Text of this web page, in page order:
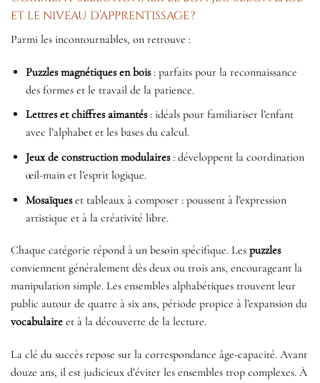
et le niveau d’apprentissage ?
Parmi les incontournables, on retrouve :
Puzzles magnétiques en bois: parfaits pour la reconnaissance
des formes et le travail de la patience.
Lettres et chiffres aimantés: idéals pour familiariser l’enfant
avec l’alphabet et les bases du calcul.
Jeux de construction modulaires: développent la coordination
œil-main et l’esprit logique.
Mosaïqueset tableaux à composer : poussent à l’expression
artistique et à la créativité libre.
Chaque catégorie répond à un besoin spécifique. Les puzzles
conviennent généralement dès deux ou trois ans, encourageant la
manipulation simple. Les ensembles alphabétiques trouvent leur
public autour de quatre à six ans, période propice à l’expansion du
vocabulaire et à la découverte de la lecture.
La clé du succès repose sur la correspondance âge-capacité. Avant
douze ans, il est judicieux d’éviter les ensembles trop complexes. À